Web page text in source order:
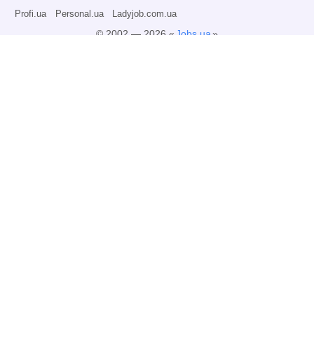
Profi.ua Personal.ua Ladyjob.com.ua
© 2002 — 2026 « Jobs.ua»